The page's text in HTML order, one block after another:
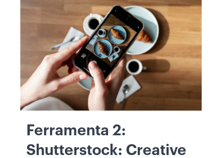
Ferramenta 2:
Shutterstock: Creative